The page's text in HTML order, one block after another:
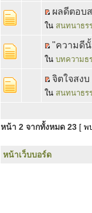
ผลดีตอบ
ใน สนทนาธร
"ความดี
ใน บทความธ
จิตใจสงบ
ใน สนทนาธร
หน้า 2 จากทั้งหมด 23 [ พ
หน้าเว็บบอร์ด